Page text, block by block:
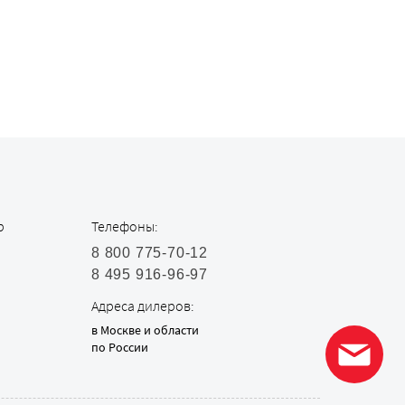
Телефоны:
8 800 775-70-12
8 495 916-96-97
Адреса дилеров:
в Москве и области
по России